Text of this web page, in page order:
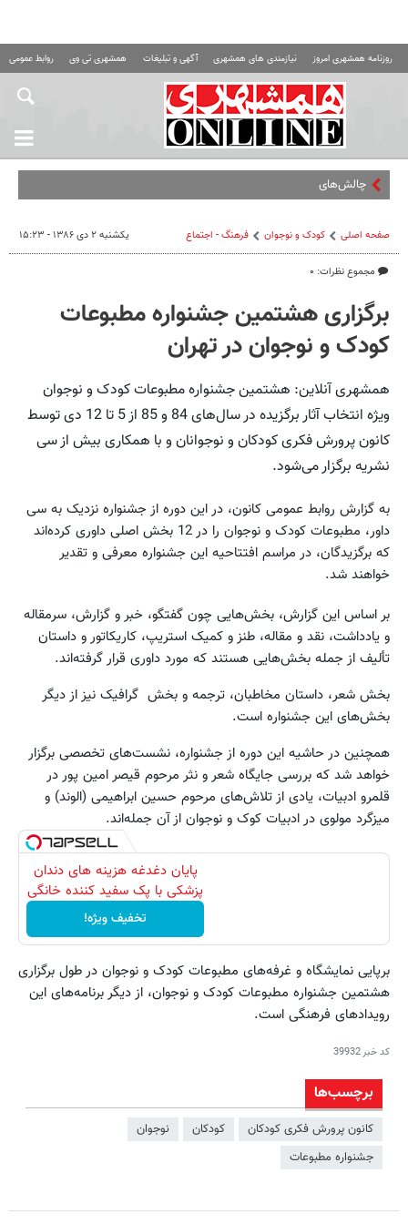
روزنامه همشهری امروز نیازمندی های همشهری آگهی و تبلیغات همشهری تی وی روابط عمومی
چالش‌های عجیب روا
صفحه اصلی کودک و نوجوان فرهنگ - اجتماع
مجموع نظرات: ۰
یکشنبه ۲ دی ۱۳۸۶ - ۱۵:۲۳
برگزاری هشتمین جشنواره مطبوعات
کودک و نوجوان در تهران
همشهری آنلاین: هشتمین جشنواره مطبوعات کودک و نوجوان
ویژه انتخاب آثار برگزیده در سال‌های 84 و 85 از 5 تا 12 دی‌ توسط
کانون پرورش فکری کودکان و نوجوانان و با همکاری بیش از سی
نشریه برگزار می‌شود.
به گزارش روابط عمومی کانون، در این دوره از جشنواره نزدیک به سی
داور، مطبوعات کودک و نوجوان را در 12 بخش اصلی داوری کرده‌اند
که برگزیدگان، در مراسم افتتاحیه این جشنواره معرفی و تقدیر
خواهند شد.
بر اساس این گزارش، بخش‌هایی چون گفتگو، خبر و گزارش، سرمقاله
و یادداشت،‌ نقد و مقاله‌،‌ طنز و کمیک استریپ، کاریکاتور و داستان
تألیف از جمله بخش‌هایی هستند که مورد داوری قرار گرفته‌اند.
بخش شعر، داستان مخاطبان، ترجمه و بخش گرافیک نیز از دیگر
بخش‌های این جشنواره است.
همچنین در حاشیه این دوره از جشنواره، نشست‌های تخصصی برگزار
خواهد شد که بررسی جایگاه شعر و نثر مرحوم قیصر امین پور در
قلمرو ادبیات، یادی از تلاش‌های مرحوم حسین ابراهیمی (الوند) و
میزگرد مولوی در ادبیات کوک و نوجوان از آن جمله‌اند.
پایان دغدغه هزینه های دندان
پزشکی با پک سفید کننده خانگی
تخفیف ویژه!
برپایی نمایشگاه و غرفه‌های مطبوعات کودک و نوجوان در طول برگزاری
هشتمین جشنواره مطبوعات کودک و نوجوان، از دیگر برنامه‌های این
رویدادهای فرهنگی است.
کد خبر39932
برچسب‌ها
کانون پرورش فکری کودکان کودکان
نوجوان
جشنواره مطبوعات